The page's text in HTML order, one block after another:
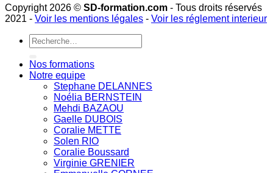
Copyright 2026 © SD-formation.com - Tous droits réservés
2021 - Voir les mentions légales - Voir les réglement interieur
Recherche
pour :
Nos formations
Notre equipe
Stephane DELANNES
Noélia BERNSTEIN
Mehdi BAZAOU
Gaelle DUBOIS
Coralie METTE
Solen RIO
Coralie Boussard
Virginie GRENIER